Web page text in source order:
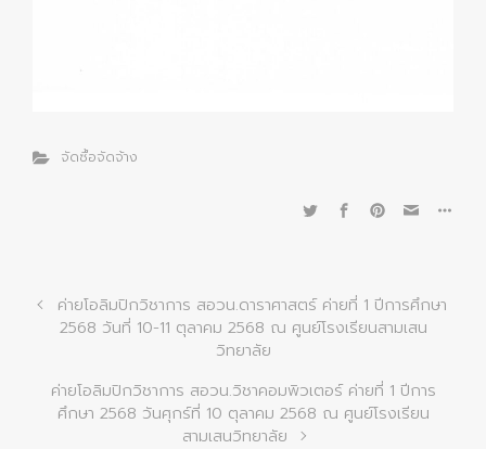
จัดซื้อจัดจ้าง
ค่ายโอลิมปิกวิชาการ สอวน.ดาราศาสตร์ ค่ายที่ 1 ปีการศึกษา
2568 วันที่ 10-11 ตุลาคม 2568 ณ ศูนย์โรงเรียนสามเสน
วิทยาลัย
ค่ายโอลิมปิกวิชาการ สอวน.วิชาคอมพิวเตอร์ ค่ายที่ 1 ปีการ
ศึกษา 2568 วันศุกร์ที่ 10 ตุลาคม 2568 ณ ศูนย์โรงเรียน
สามเสนวิทยาลัย